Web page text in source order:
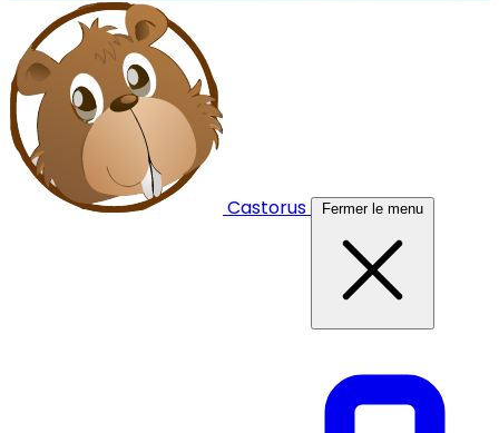
Castorus Fermer le menu